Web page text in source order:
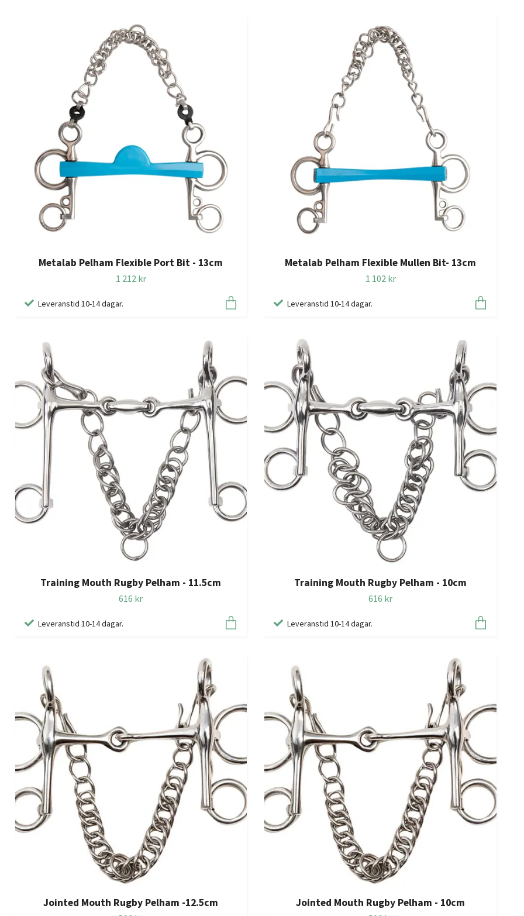
Metalab Pelham Flexible Port Bit - 13cm
1 212 kr
Leveranstid 10-14 dagar.
Metalab Pelham Flexible Mullen Bit- 13cm
1 102 kr
Leveranstid 10-14 dagar.
Training Mouth Rugby Pelham - 11.5cm
616 kr
Leveranstid 10-14 dagar.
Training Mouth Rugby Pelham - 10cm
616 kr
Leveranstid 10-14 dagar.
Jointed Mouth Rugby Pelham -12.5cm Jointed Mouth Rugby Pelham - 10cm